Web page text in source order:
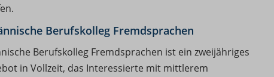
Berufskolleg Fremdsprachen
Berufskolleg Fremdsprachen ist ein zweijähriges
in Vollzeit, das Interessierte mit mittlerem